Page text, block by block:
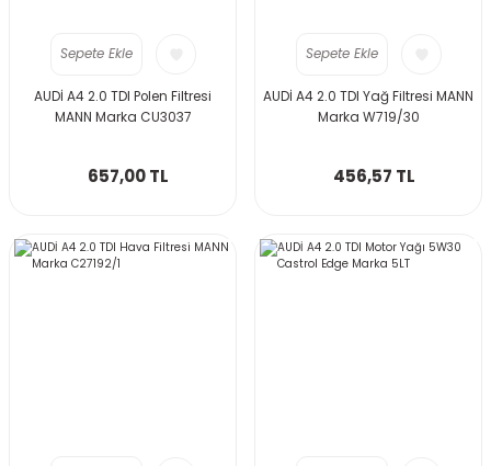
Sepete Ekle
AUDİ A4 2.0 TDI Polen Filtresi
MANN Marka CU3037
657,00 TL
Sepete Ekle
AUDİ A4 2.0 TDI Yağ Filtresi MANN
Marka W719/30
456,57 TL